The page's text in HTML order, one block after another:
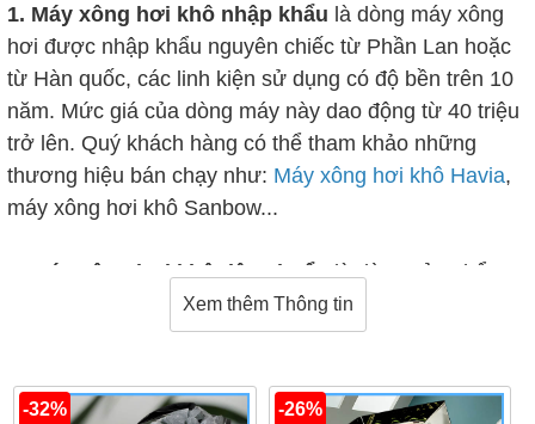
1. Máy xông hơi khô nhập khẩu là dòng máy xông
hơi được nhập khẩu nguyên chiếc từ Phần Lan hoặc
từ Hàn quốc, các linh kiện sử dụng có độ bền trên 10
năm. Mức giá của dòng máy này dao động từ 40 triệu
trở lên. Quý khách hàng có thể tham khảo những
thương hiệu bán chạy như: Máy xông hơi khô Havia,
máy xông hơi khô Sanbow...
2. Máy xông hơi khô tiêu chuẩnlà dòng sản phẩm
được nhập khẩu linh kiện từ các nước như: Hàn
Quốc, Nhật Bản lắp ráp tại Việt Nam có độ bền từ 7-
mẫu mã, công suất. Những hãng bán chạy khách
Xem thêm Thông tin
-32% -26%